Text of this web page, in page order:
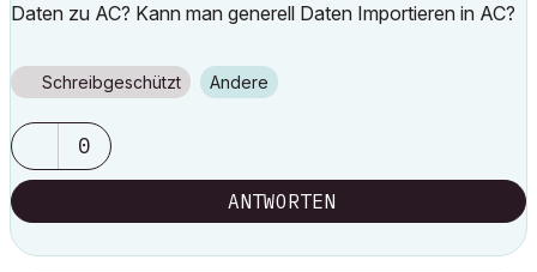
Daten zu AC? Kann man generell Daten Importieren in AC?
Schreibgeschützt Andere
0
ANTWORTEN